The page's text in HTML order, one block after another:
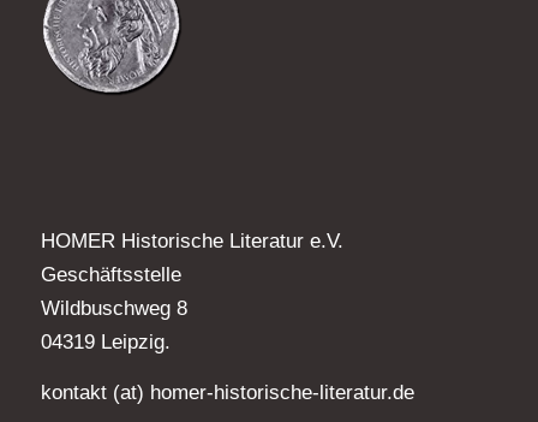
HOMER Historische Literatur e.V.
Geschäftsstelle
Wildbuschweg 8
04319 Leipzig.
kontakt (at) homer-historische-literatur.de